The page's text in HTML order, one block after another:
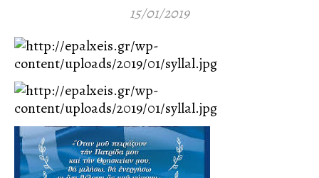
15/01/2019